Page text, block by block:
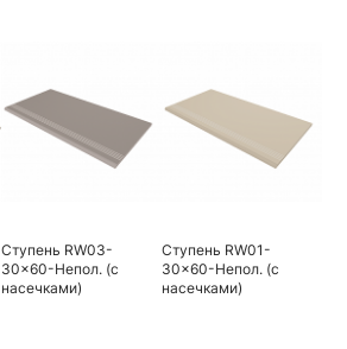
Ступень RW03-
30x60-Непол. (с
насечками)
Ступень RW01-
30x60-Непол. (с
насечками)